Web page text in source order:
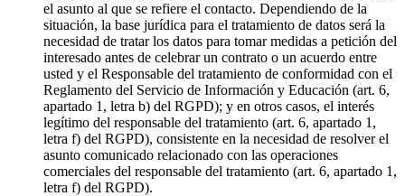
el asunto al que se refiere el contacto. Dependiendo de la
situación, la base jurídica para el tratamiento de datos será la
necesidad de tratar los datos para tomar medidas a petición del
interesado antes de celebrar un contrato o un acuerdo entre
usted y el Responsable del tratamiento de conformidad con el
Reglamento del Servicio de Información y Educación (art. 6,
apartado 1, letra b) del RGPD); y en otros casos, el interés
legítimo del responsable del tratamiento (art. 6, apartado 1,
letra f) del RGPD), consistente en la necesidad de resolver el
asunto comunicado relacionado con las operaciones
comerciales del responsable del tratamiento (art. 6, apartado 1,
letra f) del RGPD).